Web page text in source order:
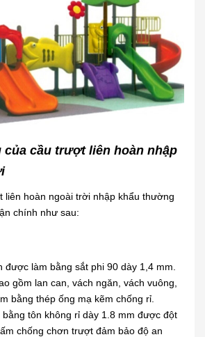
của cầu trượt liên hoàn nhập
liên hoàn ngoài trời nhập khẩu thường
chính như sau:
được làm bằng sắt phi 90 dày 1,4 mm.
gồm lan can, vách ngăn, vách vuông,
bằng thép ống mạ kẽm chống rỉ.
bằng tôn không rỉ dày 1.8 mm được đột
chống chơn trượt đảm bảo độ an